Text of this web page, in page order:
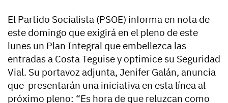
El Partido Socialista (PSOE) informa en nota de
este domingo que exigirá en el pleno de este
lunes un Plan Integral que embellezca las
entradas a Costa Teguise y optimice su Seguridad
Vial. Su portavoz adjunta, Jenifer Galán, anuncia
que presentarán una iniciativa en esta línea al
próximo pleno: “Es hora de que reluzcan como